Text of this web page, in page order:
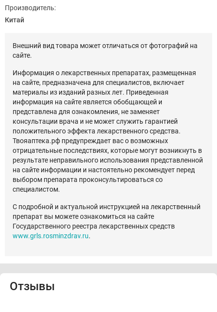
Производитель:
Китай
Внешний вид товара может отличаться от фотографий на
сайте.
Информация о лекарственных препаратах, размещенная
на сайте, предназначена для специалистов, включает
материалы из изданий разных лет. Приведенная
информация на сайте является обобщающей и
представлена для ознакомления, не заменяет
консультации врача и не может служить гарантией
положительного эффекта лекарственного средства.
Твояаптека.рф предупреждает вас о возможных
отрицательные последствиях, которые могут возникнуть в
результате неправильного использования представленной
на сайте информации и настоятельно рекомендует перед
выбором препарата проконсультироваться со
специалистом.
С подробной и актуальной инструкцией на лекарственный
препарат вы можете ознакомиться на сайте
Государственного реестра лекарственных средств
www.grls.rosminzdrav.ru.
Отзывы